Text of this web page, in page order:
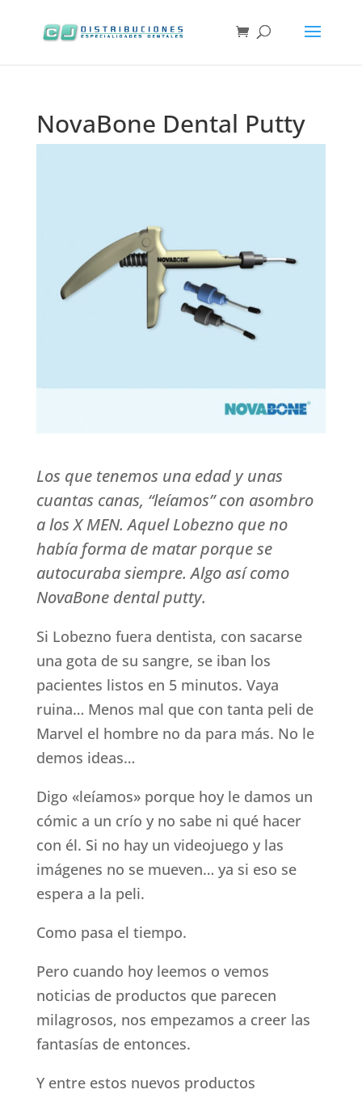
NovaBone Dental Putty
Los que tenemos una edad y unas
cuantas canas, “leíamos” con asombro
a los X MEN. Aquel Lobezno que no
había forma de matar porque se
autocuraba siempre. Algo así como
NovaBone dental putty.
Si Lobezno fuera dentista, con sacarse
una gota de su sangre, se iban los
pacientes listos en 5 minutos. Vaya
ruina… Menos mal que con tanta peli de
Marvel el hombre no da para más. No le
demos ideas…
Digo «leíamos» porque hoy le damos un
cómic a un crío y no sabe ni qué hacer
con él. Si no hay un videojuego y las
imágenes no se mueven… ya si eso se
espera a la peli.
Como pasa el tiempo.
Pero cuando hoy leemos o vemos
noticias de productos que parecen
milagrosos, nos empezamos a creer las
fantasías de entonces.
Y entre estos nuevos productos